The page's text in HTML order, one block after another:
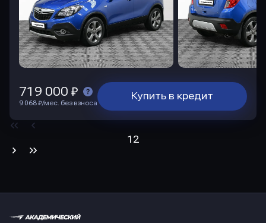
Купить в кредит
719 000 ₽
9 068 ₽/мес. без взноса
1 2